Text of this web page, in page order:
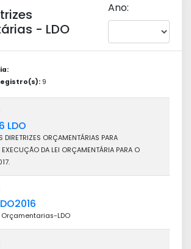
- LDO
Ano:
9
LDO
DIRETRIZES ORÇAMENTÁRIAS PARA
EXECUÇÃO DA LEI ORÇAMENTÁRIA PARA O
Orçamentarias-LDO